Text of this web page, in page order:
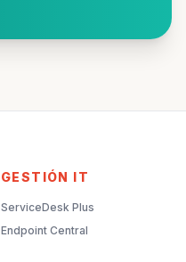
GESTIÓN IT
ServiceDesk Plus
Endpoint Central